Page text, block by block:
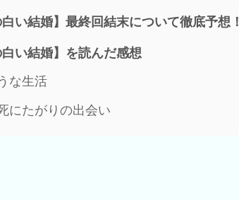
白い結婚】最終回結末について徹底予想！
白い結婚】を読んだ感想
な生活
にたがりの出会い